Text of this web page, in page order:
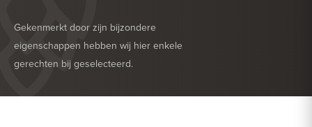
Gekenmerkt door zijn bijzondere
eigenschappen hebben wij hier enkele
gerechten bij geselecteerd.